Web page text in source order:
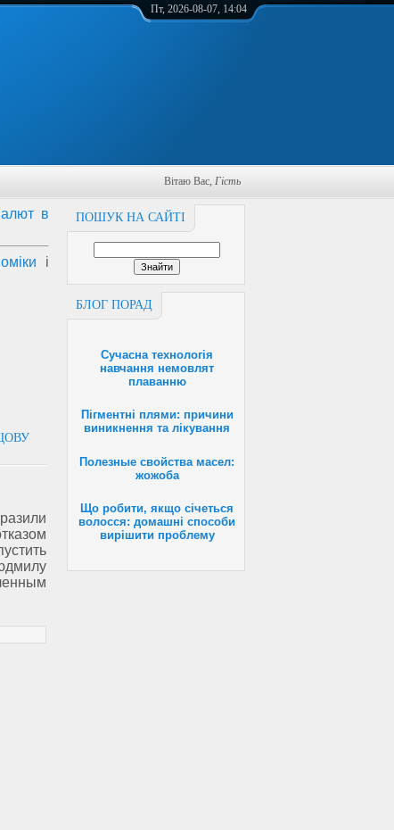
Пт, 2026-08-07, 14:04
Вітаю Вас, Гість
ПОШУК НА САЙТІ
БЛОГ ПОРАД
Сучасна технологія
навчання немовлят
плаванню
Пігментні плями: причини
виникнення та лікування
Полезные свойства масел:
жожоба
Що робити, якщо січеться
волосся: домашні способи
вирішити проблему
в
і